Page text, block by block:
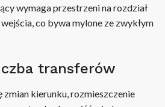
wymaga przestrzeni na rozdział
co bywa mylone ze zwykłym
transferów
zmian kierunku, rozmieszczenie